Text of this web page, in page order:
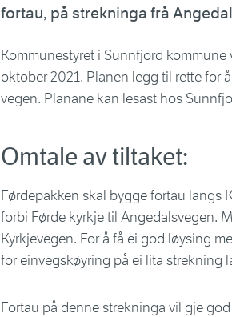
fortau, på strekninga frå
Kommunestyret i Sunnfjord
oktober 2021. Planen legg til rette for
vegen. Planane kan lesast hos
Omtale av tiltaket:
Førdepakken skal bygge fortau langs
forbi Førde kyrkje til Angedalsvegen.
Kyrkjevegen. For å få ei god løysing
for einvegskøyring på ei lita strekning
Fortau på denne strekninga vil gje